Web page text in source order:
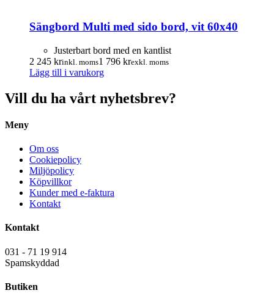
Sängbord Multi med sido bord, vit 60x40
Justerbart bord med en kantlist
2 245 krinkl. moms1 796 krexkl. moms
Lägg till i varukorg
Vill du ha vårt nyhetsbrev?
Meny
Om oss
Cookiepolicy
Miljöpolicy
Köpvillkor
Kunder med e-faktura
Kontakt
Kontakt
031 - 71 19 914
Spamskyddad
Butiken